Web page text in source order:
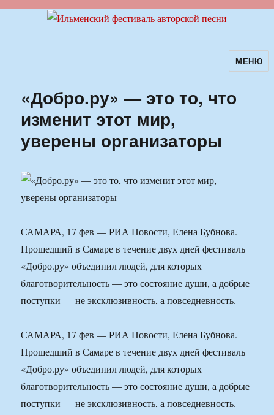
Ильменский фестиваль авторскойМЕНЮ
«Добро.ру» — это то, что
изменит этот мир,
уверены организаторы
САМАРА, 17 фев — РИА Новости, Елена Бубнова.
Прошедший в Самаре в течение двух дней фестиваль
«Добро.ру» объединил людей, для которых
благотворительность — это состояние души, а добрые
поступки — не эксклюзивность, а повседневность.
САМАРА, 17 фев — РИА Новости, Елена Бубнова.
Прошедший в Самаре в течение двух дней фестиваль
«Добро.ру» объединил людей, для которых
благотворительность — это состояние души, а добрые
поступки — не эксклюзивность, а повседневность.